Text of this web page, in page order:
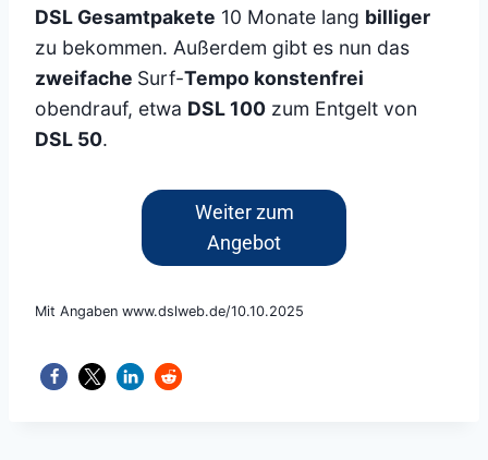
DSL Gesamtpakete 10 Monate lang billiger
zu bekommen. Außerdem gibt es nun das
zweifache Surf-Tempo konstenfrei
obendrauf, etwa DSL 100 zum Entgelt von
DSL 50.
Weiter zum
Angebot
Mit Angaben www.dslweb.de/10.10.2025